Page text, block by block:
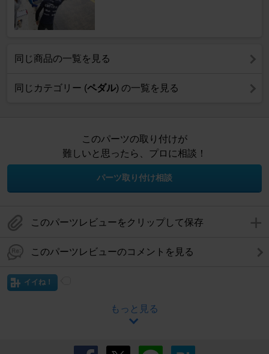
同じ商品の一覧を見る
同じカテゴリー (ペダル) の一覧を見る
このパーツの取り付けが
難しいと思ったら、プロに相談！
パーツ取り付け相談
このパーツレビューをクリップして保存
このパーツレビューのコメントを見る
イイね！
もっと見る